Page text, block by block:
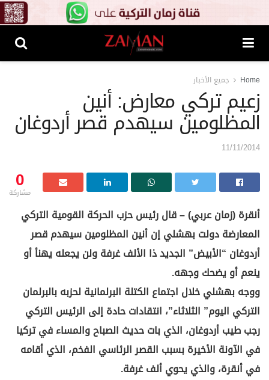
Home جميع الأخبار
زعيم تركي معارض: أنين
المظلومين سيهدم قصر أردوغان
11/11/2014
0
مشاركة
أنقرة (زمان عربي) – قال رئيس حزب الحركة القومية التركي
المعارضة دولت بهشلي إن أنين المظلومين سيهدم قصر
أردوغان “الأبيض” الجديد ذا الألف غرفة ولن يجعله يهنأ أو
ينعم أو يضحك وجهه.
ووجه بهشلي خلال اجتماع الكتلة البرلمانية لحزبه بالبرلمان
التركي اليوم” الثلاثاء”، انتقادات حادة إلى الرئيس التركي
رجب طيب أردوغان، الذي بات حديث الصباح والمساء في تركيا
في الآونة الأخيرة بسبب القصر الرئاسي الفخم، الذي أقامه
في أنقرة، والذي يحوي ألف غرفة.